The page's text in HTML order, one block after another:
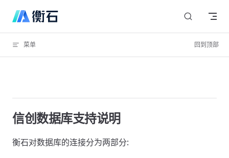
Skip to content
菜单 回到顶部
信创数据库支持说明
衡石对数据库的连接分为两部分: